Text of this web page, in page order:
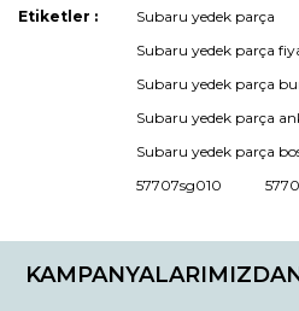
Bu ürünün fiyat bilgisi, resim, ürün
kullanarak tarafımıza iletebilirsiniz.
Görüş ve önerileriniz için teşekkür
Ürün fiyatı diğer sitelerden daha
Bu ürüne benzer farklı
Etiketler :
Subaru yedek parça
Subaru yedek parça
Subaru yedek parça
Subaru yedek parça
Subaru yedek parça
57707sg010